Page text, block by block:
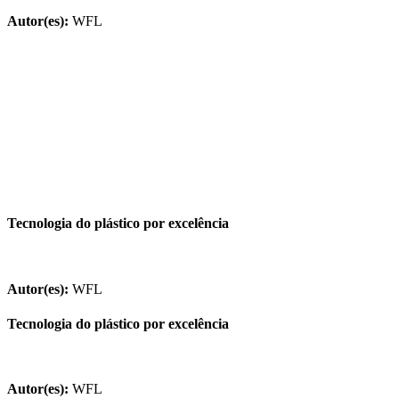
Autor(es): WFL
Tecnologia do plástico por excelência
Autor(es): WFL
Tecnologia do plástico por excelência
Autor(es): WFL